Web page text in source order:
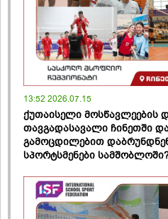
13:52 2026.07.15
ქუთაისელი მოსწავლეების
თავგადასავალი ჩინეთში
გამოცდილებით
სპორტსმენები